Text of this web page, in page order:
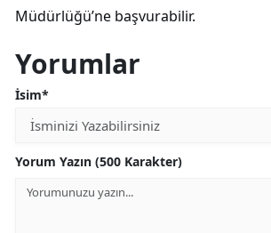
Müdürlüğü’ne başvurabilir.
Yorumlar
İsim*
Yorum Yazın (500 Karakter)